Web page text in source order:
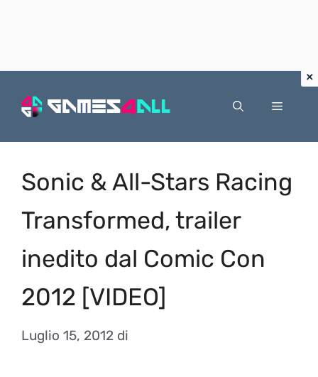
Menu
Sonic & All-Stars Racing
Transformed, trailer
inedito dal Comic Con
2012 [VIDEO]
Luglio 15, 2012 di